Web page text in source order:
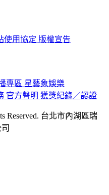
使用協定 版權宣告
專區 星藝象娛樂
官方聲明 獲獎紀錄／認證
Reserved. 台北市內湖區瑞